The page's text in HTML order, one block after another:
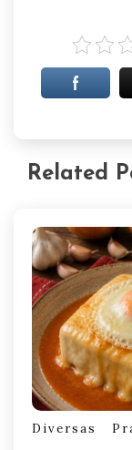
Related
Diversas